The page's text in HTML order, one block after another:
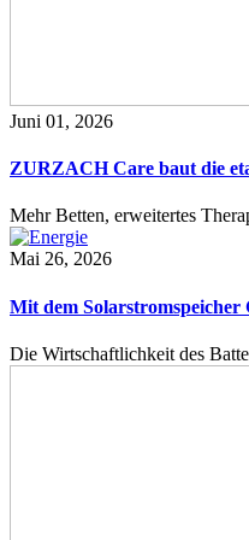
Juni 01, 2026
ZURZACH Care baut die
Mehr Betten, erweitertes
Mai 26, 2026
Mit dem Solarstromspeicher
Die Wirtschaftlichkeit des